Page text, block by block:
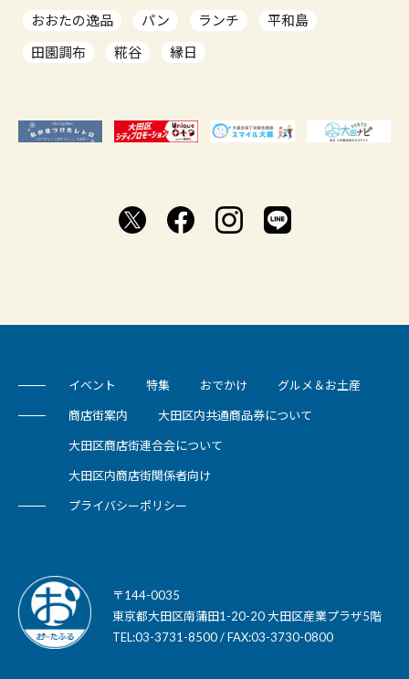
おおたの逸品
パン ランチ
平和島
田園調布
糀谷 縁日
イベント 特集 おでかけ グルメ＆お土産
商店街案内 大田区内共通商品券について
大田区商店街連合会について
大田区内商店街関係者向け
プライバシーポリシー
〒144-0035
東京都大田区南蒲田1-20-20 大田区産業プラザ5階
TEL:03-3731-8500 / FAX:03-3730-0800